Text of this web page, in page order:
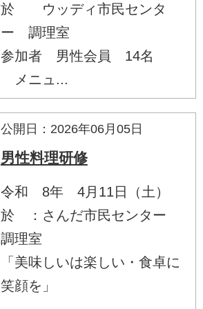
於 ウッディ市民センタ
ー 調理室
参加者 男性会員 14名
メニュ...
公開日：2026年06月05日
男性料理研修
令和 8年 4月11日（土）
於 ：さんだ市民センター
調理室
「美味しいは楽しい・食卓に
笑顔を」